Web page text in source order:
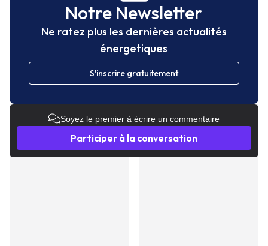
Notre Newsletter
Ne ratez plus les dernières actualités
énergetiques
S'inscrire gratuitement
Soyez le premier à écrire un commentaire
Participer à la conversation